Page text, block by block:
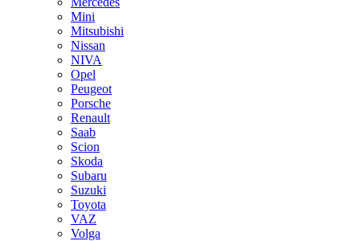
Mini
Mitsubishi
Nissan
NIVA
Opel
Peugeot
Porsche
Renault
Saab
Scion
Skoda
Subaru
Suzuki
Toyota
VAZ
Volga